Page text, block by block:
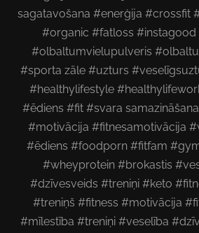
sagatavošana #enerģija #crossfit
#organic #fatloss
#olbaltumvielupulveris
#sporta zāle #uzturs
#healthylifestyle
#ēdiens #fit #svara
#motivācija #fitnesamotivācija
#ēdiens #foodporn #fitfam
#wheyprotein #brokastis
#dzīvesveids #treniņi #keto
#treniņš #fitness #motivācija
#mīlestība #treniņi #veselība